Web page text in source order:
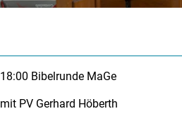
18:00 Bibelrunde MaGe
mit PV Gerhard Höberth